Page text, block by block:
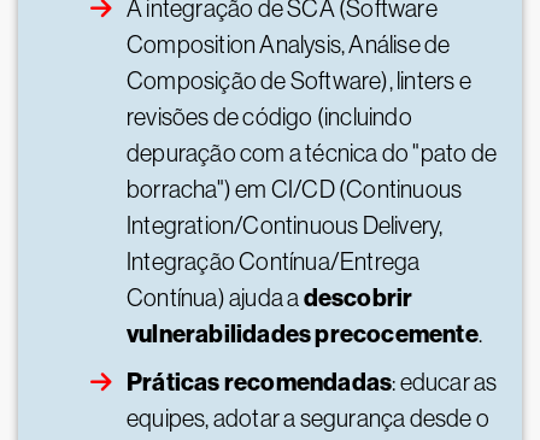
A integração de SCA (Software
Composition Analysis, Análise de
Composição de Software), linters e
revisões de código (incluindo
depuração com a técnica do "pato de
borracha") em CI/CD (Continuous
Integration/Continuous Delivery,
Integração Contínua/Entrega
Contínua) ajuda a descobrir
vulnerabilidades precocemente.
Práticas recomendadas: educar as
equipes, adotar a segurança desde o